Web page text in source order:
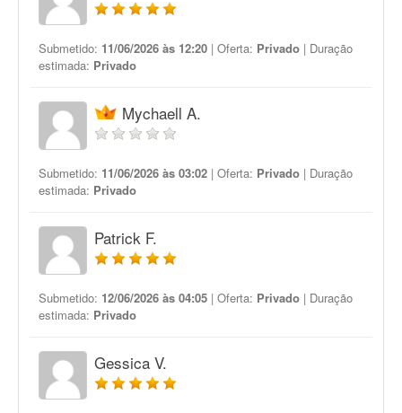
Submetido: 11/06/2026 às 12:20 | Oferta: Privado | Duração
estimada: Privado
Mychaell A.
Submetido: 11/06/2026 às 03:02 | Oferta: Privado | Duração
estimada: Privado
Patrick F.
Submetido: 12/06/2026 às 04:05 | Oferta: Privado | Duração
estimada: Privado
Gessica V.